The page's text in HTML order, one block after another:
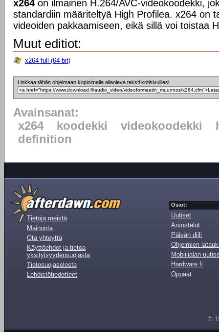
x264 on ilmainen H.264/AVC-videokoodekki,
standardiin määriteltyä High Profilea. x264 on
videoiden pakkaamiseen, eikä sillä voi toistaa
Muut editiot:
x264 full (64-bit)
Linkkaa tähän ohjelmaan kopioimalla allaoleva teksti kotisivuillesi:
Avainsanat:
x264
koodekki videokoodekki
definition
Tietoja meistä
Mainonta
Ota yhteyttä
Käyttöehdot ja tietoa
yksityisyydensuojasta
Tietosuojaseloste
Lehdistötiedotteet
Osiot:
Uutiset
Arvostelut
Päivän diili
Ohjelmien
Mobiilialan
Hardware.fi
Oppaat
©